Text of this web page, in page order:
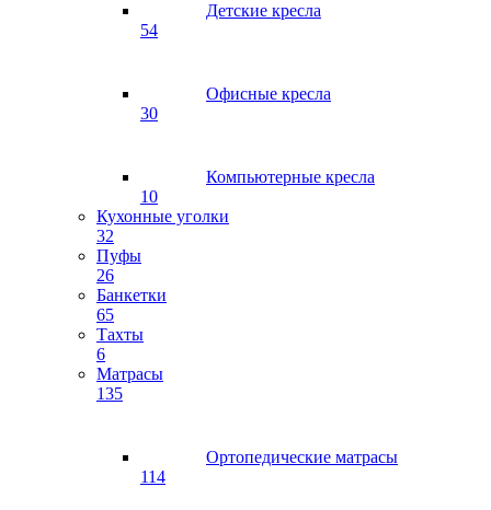
Детские кресла
54
Офисные кресла
30
Компьютерные кресла
10
Кухонные уголки
32
Пуфы
26
Банкетки
65
Тахты
6
Матрасы
135
Ортопедические матрасы
114